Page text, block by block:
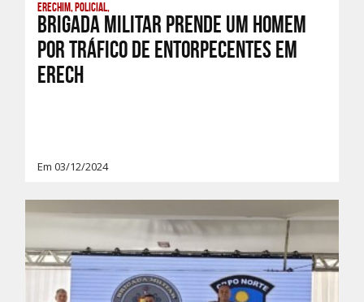
Erechim, Policial,
Brigada Militar prende um homem
por tráfico de entorpecentes em
Erech
Em 03/12/2024